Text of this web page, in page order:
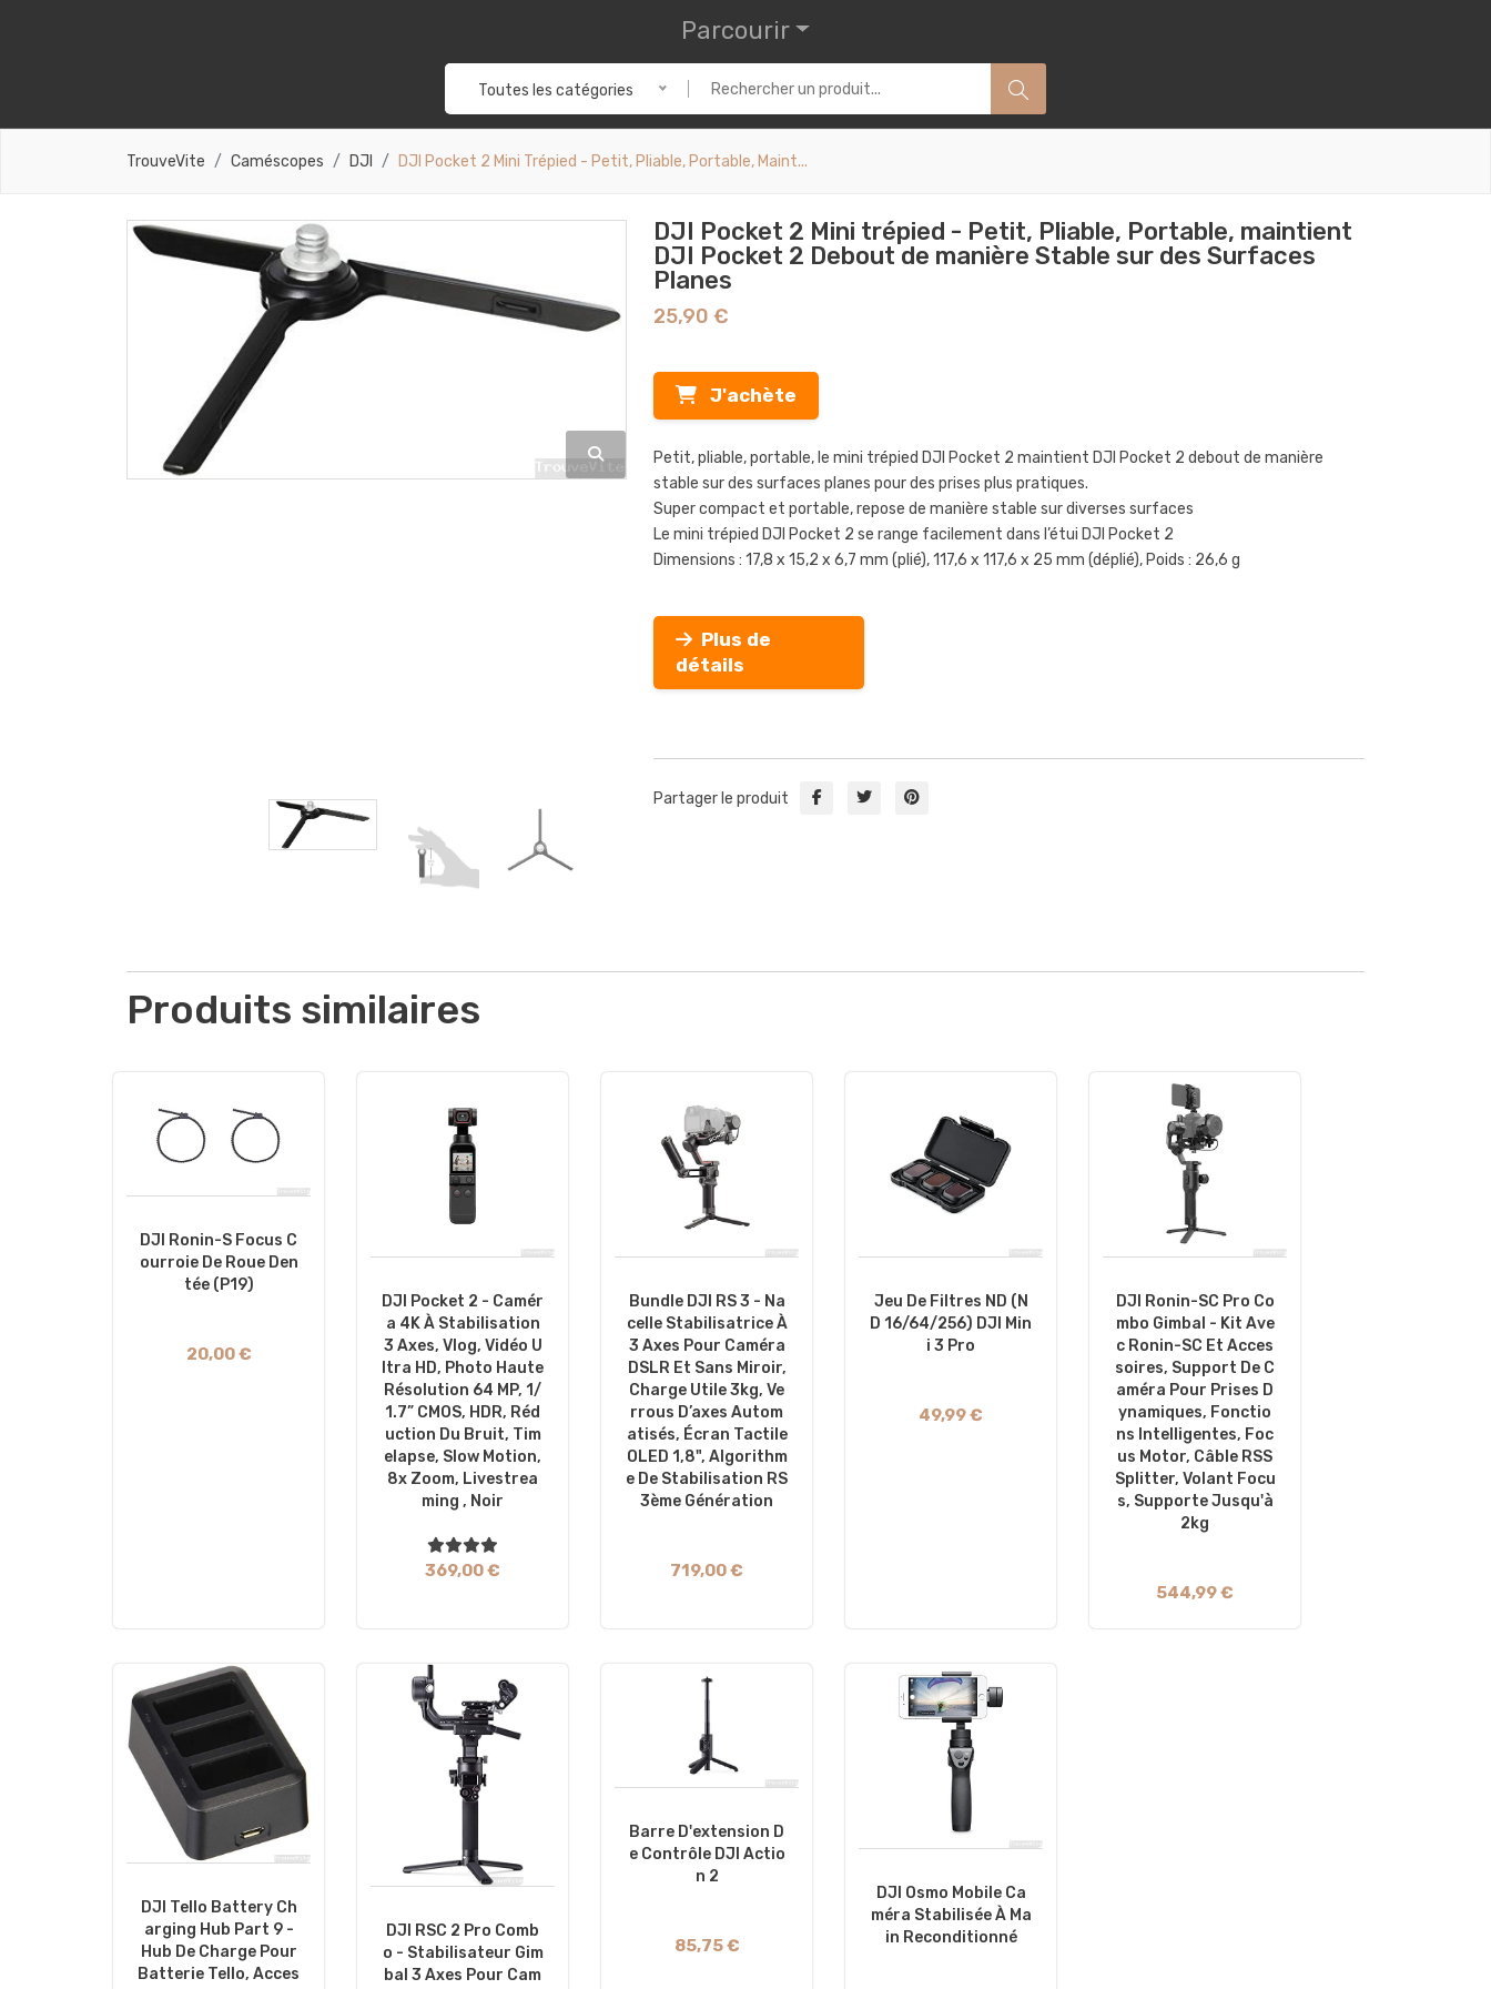
Parcourir
Toutes les catégories
TrouveVite Caméscopes DJI DJI Pocket 2 Mini Trépied - Petit, Pliable, Portable, Maint...
DJI Pocket 2 Mini trépied - Petit, Pliable, Portable, maintient
DJI Pocket 2 Debout de manière Stable sur des Surfaces
Planes
25,90 €
J'achète
Petit, pliable, portable, le mini trépied DJI Pocket 2 maintient DJI Pocket 2 debout de manière
stable sur des surfaces planes pour des prises plus pratiques.
Super compact et portable, repose de manière stable sur diverses surfaces
Le mini trépied DJI Pocket 2 se range facilement dans l’étui DJI Pocket 2
Dimensions : 17,8 x 15,2 x 6,7 mm (plié), 117,6 x 117,6 x 25 mm (déplié), Poids : 26,6 g
Plus de
détails
Partager le produit
Produits similaires
DJI Ronin-S Focus C
Ourroie De Roue Den
Tée (P19)
20,00 €
DJI Pocket 2 - Camér
A 4K À Stabilisation
3 Axes, Vlog, Vidéo U
Ltra HD, Photo Haute
Résolution 64 MP, 1/
1.7” CMOS, HDR, Réd
Uction Du Bruit, Tim
Elapse, Slow Motion,
8x Zoom, Livestrea
Ming , Noir
369,00 €
Bundle DJI RS 3 - Na
Celle Stabilisatrice À
3 Axes Pour Caméra
DSLR Et Sans Miroir,
Charge Utile 3kg, Ve
Rrous D’axes Autom
Atisés, Écran Tactile
OLED 1,8", Algorithm
E De Stabilisation RS
3ème Génération
719,00 €
Jeu De Filtres ND (N
D 16/64/256) DJI Min
I 3 Pro
49,99 €
DJI Ronin-SC Pro Co
Mbo Gimbal - Kit Ave
C Ronin-SC Et Acces
Soires, Support De C
Améra Pour Prises D
Ynamiques, Fonctio
Ns Intelligentes, Foc
Us Motor, Câble RSS
Splitter, Volant Focu
S, Supporte Jusqu'à
2kg
544,99 €
DJI Tello Battery Ch
Arging Hub Part 9 -
Hub De Charge Pour
Batterie Tello, Acces
DJI RSC 2 Pro Comb
O - Stabilisateur Gim
Bal 3 Axes Pour Cam
Barre D'extension D
E Contrôle DJI Actio
N 2
85,75 €
DJI Osmo Mobile Ca
Méra Stabilisée À Ma
In Reconditionné